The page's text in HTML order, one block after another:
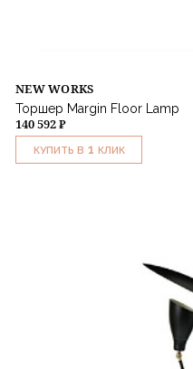
NEW WORKS
Торшер Margin Floor Lamp
140 592 ₽
КУПИТЬ В 1 КЛИК